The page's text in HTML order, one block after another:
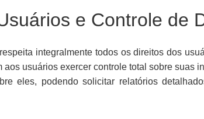
e Controle de
integralmente todos os direitos dos
aos usuários exercer controle total sobre suas
eles, podendo solicitar relatórios